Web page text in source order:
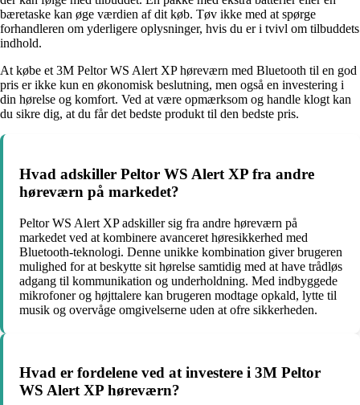
bæretaske kan øge værdien af dit køb. Tøv ikke med at spørge
forhandleren om yderligere oplysninger, hvis du er i tvivl om tilbuddets
indhold.
At købe et 3M Peltor WS Alert XP høreværn med Bluetooth til en god
pris er ikke kun en økonomisk beslutning, men også en investering i
din hørelse og komfort. Ved at være opmærksom og handle klogt kan
du sikre dig, at du får det bedste produkt til den bedste pris.
Hvad adskiller Peltor WS Alert XP fra andre
høreværn på markedet?
Peltor WS Alert XP adskiller sig fra andre høreværn på
markedet ved at kombinere avanceret høresikkerhed med
Bluetooth-teknologi. Denne unikke kombination giver brugeren
mulighed for at beskytte sit hørelse samtidig med at have trådløs
adgang til kommunikation og underholdning. Med indbyggede
mikrofoner og højttalere kan brugeren modtage opkald, lytte til
musik og overvåge omgivelserne uden at ofre sikkerheden.
Hvad er fordelene ved at investere i 3M Peltor
WS Alert XP høreværn?